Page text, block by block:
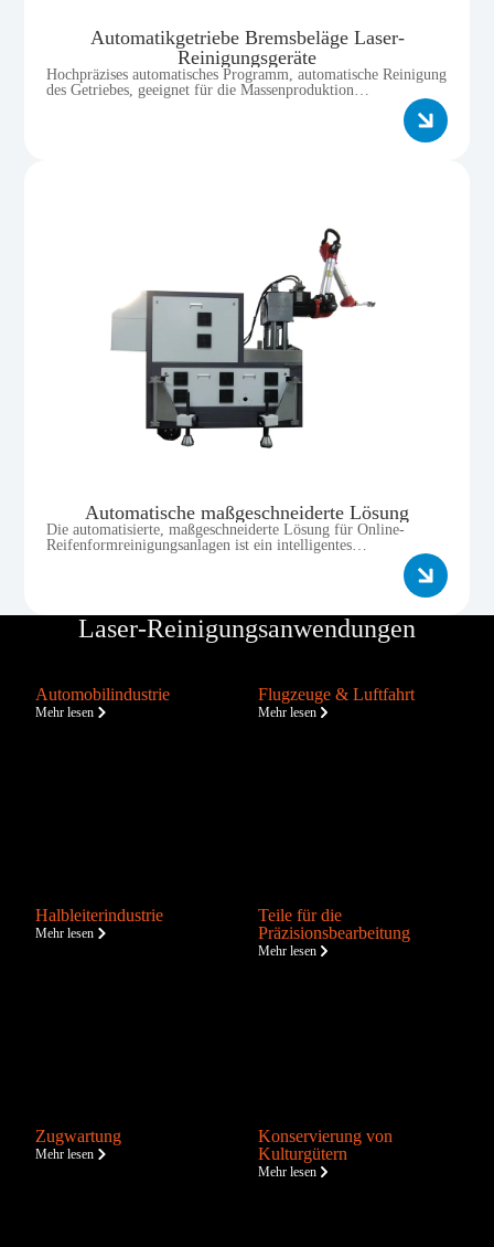
Automatikgetriebe Bremsbeläge Laser-
Reinigungsgeräte
Hochpräzises automatisches Programm, automatische Reinigung
des Getriebes, geeignet für die Massenproduktion
Automatische maßgeschneiderte Lösung
Die automatisierte, maßgeschneiderte Lösung für Online-
Reifenformreinigungsanlagen ist ein intelligentes
Servicesystem, das digitales Design, intelligente Konfiguration,
flexible Fertigung und Full-Lifecycle-Services integriert.
Laser-Reinigungsanwendungen
Automobilindustrie
Mehr lesen
Flugzeuge & Luftfahrt
Mehr lesen
Halbleiterindustrie
Mehr lesen
Teile für die
Präzisionsbearbeitung
Mehr lesen
Zugwartung
Mehr lesen
Konservierung von
Kulturgütern
Mehr lesen